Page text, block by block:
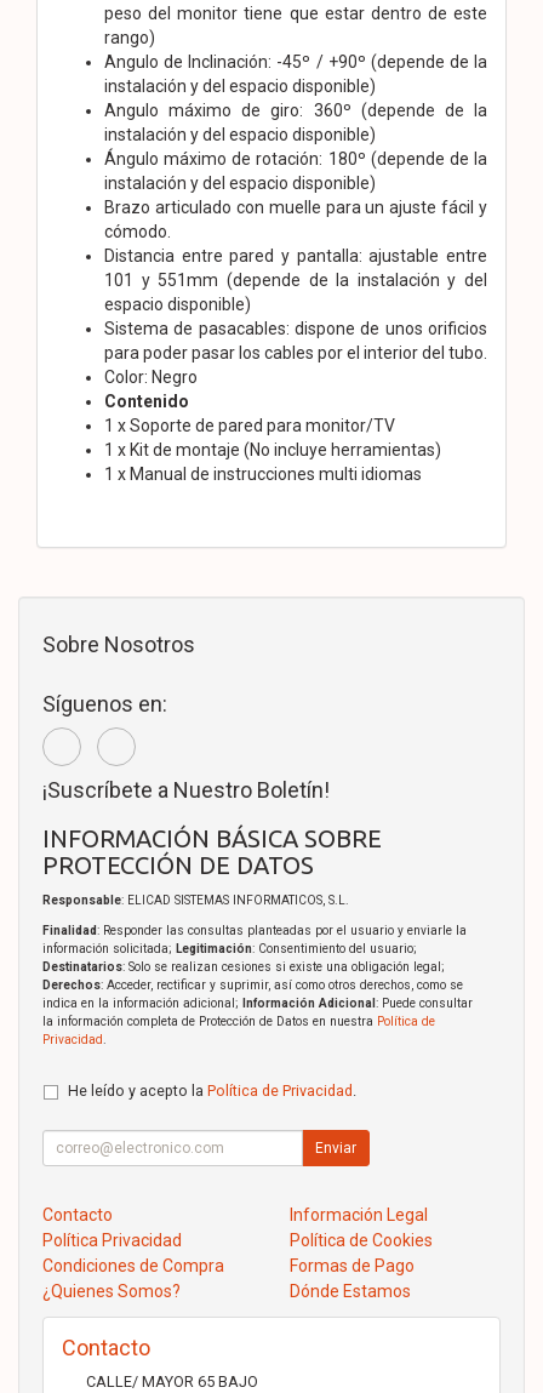
peso del monitor tiene que estar dentro de este
rango)
Angulo de Inclinación: -45º / +90º (depende de la
instalación y del espacio disponible)
Angulo máximo de giro: 360º (depende de la
instalación y del espacio disponible)
Ángulo máximo de rotación: 180º (depende de la
instalación y del espacio disponible)
Brazo articulado con muelle para un ajuste fácil y
cómodo.
Distancia entre pared y pantalla: ajustable entre
101 y 551mm (depende de la instalación y del
espacio disponible)
Sistema de pasacables: dispone de unos orificios
para poder pasar los cables por el interior del tubo.
Color: Negro
Contenido
1 x Soporte de pared para monitor/TV
1 x Kit de montaje (No incluye herramientas)
1 x Manual de instrucciones multi idiomas
Sobre Nosotros
Síguenos en:
¡Suscríbete a Nuestro Boletín!
INFORMACIÓN BÁSICA SOBRE
PROTECCIÓN DE DATOS
Responsable: ELICAD SISTEMAS INFORMATICOS, S.L.
Finalidad: Responder las consultas planteadas por el usuario y enviarle la
información solicitada; Legitimación: Consentimiento del usuario;
Destinatarios: Solo se realizan cesiones si existe una obligación legal;
Derechos: Acceder, rectificar y suprimir, así como otros derechos, como se
indica en la información adicional;
Información Adicional : Puede consultar
la información completa de Protección de Datos en nuestra Política de
Privacidad
He leído y acepto la Política de Privacidad
Enviar
Contacto
Información Legal
Política Privacidad
Política de Cookies
Condiciones de Compra
Formas de Pago
¿Quienes Somos?
Dónde Estamos
Contacto
CALLE/ MAYOR 65 BAJO